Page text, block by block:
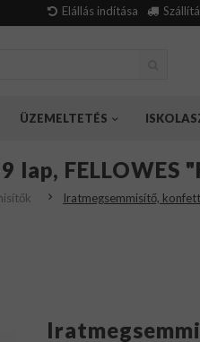
Elállás indítása
ÜZEMELTETÉS
FELLOWES
Iratmegsemmisítő,